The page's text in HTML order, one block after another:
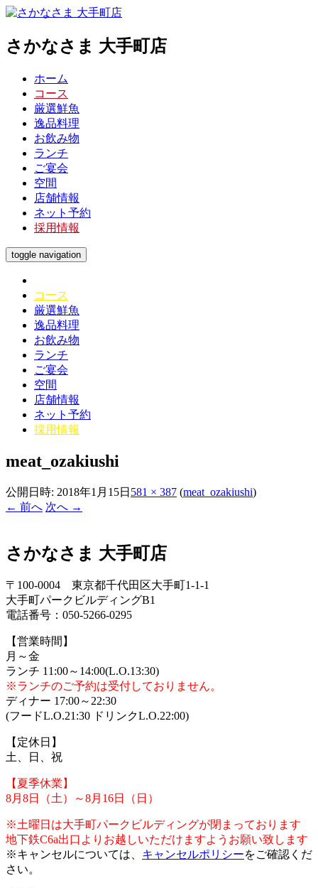
さかなさま 大手町店
ホーム
コース
厳選鮮魚
逸品料理
お飲み物
ランチ
ご宴会
空間
店舗情報
ネット予約
採用情報
toggle navigation
コース
厳選鮮魚
逸品料理
お飲み物
ランチ
ご宴会
空間
店舗情報
ネット予約
採用情報
meat_ozakiushi
公開日時: 2018年1月15日 581 × 387 (meat_ozakiushi)
← 前へ 次へ →
さかなさま 大手町店
〒100-0004 東京都千代田区大手町1-1-1
大手町パークビルディングB1
電話番号：050-5266-0295
【営業時間】
月～金
ランチ 11:00～14:00(L.O.13:30)
※ランチのご予約は受付しておりません。
ディナー 17:00～22:30
(フードL.O.21:30 ドリンクL.O.22:00)
【定休日】
土、日、祝
【夏季休業】
8月8日（土）～8月16日（日）
※土曜日は大手町パークビルディングが閉まっております
地下鉄C6a出口よりお越しいただけますようお願い致します
※キャンセルについては、 キャンセルポリシーをご確認くだ
さい。